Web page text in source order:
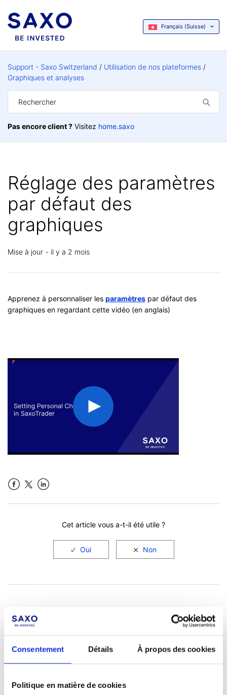
Consentement Détails À propos des cookies
Politique en matière de cookies
Français (Suisse)
Support - Saxo Switzerland
Utilisation de nos plateformes
Graphiques et analyses
Pas encore client ? Visitez home.saxo
Réglage des paramètres
par défaut des
graphiques
Mise à jour il y a 2 mois
Apprenez à personnaliser les paramètres par défaut des
graphiques en regardant cette vidéo (en anglais)
Cet article vous a-t-il été utile ?
Pas encore client ?
Apprenez-en davantage sur nos plateformes